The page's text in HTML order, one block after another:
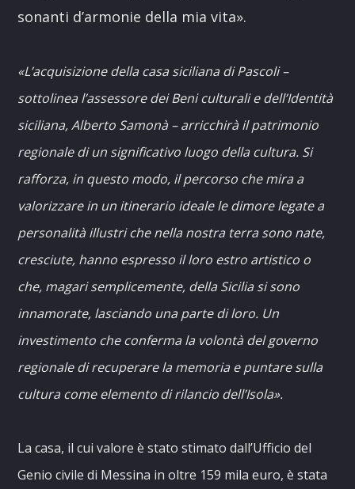
sonanti d’armonie della mia vita».
«L’acquisizione della casa siciliana di Pascoli –
sottolinea l’assessore dei Beni culturali e dell’Identità
siciliana, Alberto Samonà – arricchirà il patrimonio
regionale di un significativo luogo della cultura. Si
rafforza, in questo modo, il percorso che mira a
valorizzare in un itinerario ideale le dimore legate a
personalità illustri che nella nostra terra sono nate,
cresciute, hanno espresso il loro estro artistico o
che, magari semplicemente, della Sicilia si sono
innamorate, lasciando una parte di loro. Un
investimento che conferma la volontà del governo
regionale di recuperare la memoria e puntare sulla
cultura come elemento di rilancio dell’Isola».
La casa, il cui valore è stato stimato dall’Ufficio del
Genio civile di Messina in oltre 159 mila euro, è stata